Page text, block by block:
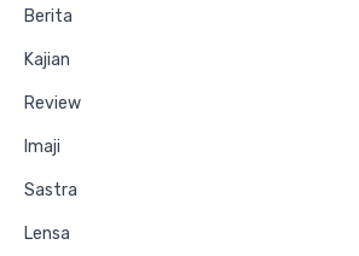
Berita
Kajian
Review
Imaji
Sastra
Lensa